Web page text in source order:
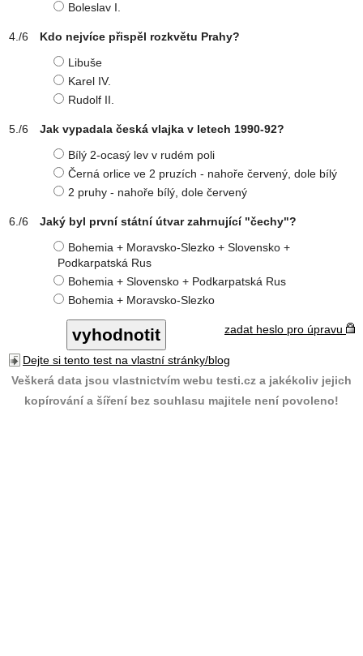
Boleslav I.
Kdo nejvíce přispěl rozkvětu Prahy?
Libuše
Karel IV.
Rudolf II.
Jak vypadala česká vlajka v letech 1990-92?
Bílý 2-ocasý lev v rudém poli
Černá orlice ve 2 pruzích - nahoře červený, dole bílý
2 pruhy - nahoře bílý, dole červený
Jaký byl první státní útvar zahrnující "čechy"?
Bohemia + Moravsko-Slezko + Slovensko +
Podkarpatská Rus
Bohemia + Slovensko + Podkarpatská Rus
Bohemia + Moravsko-Slezko
zadat heslo pro úpravu
Dejte si tento test na vlastní stránky/blog
Veškerá data jsou vlastnictvím webu testi.cz a jakékoliv jejich
kopírování a šíření bez souhlasu majitele není povoleno!